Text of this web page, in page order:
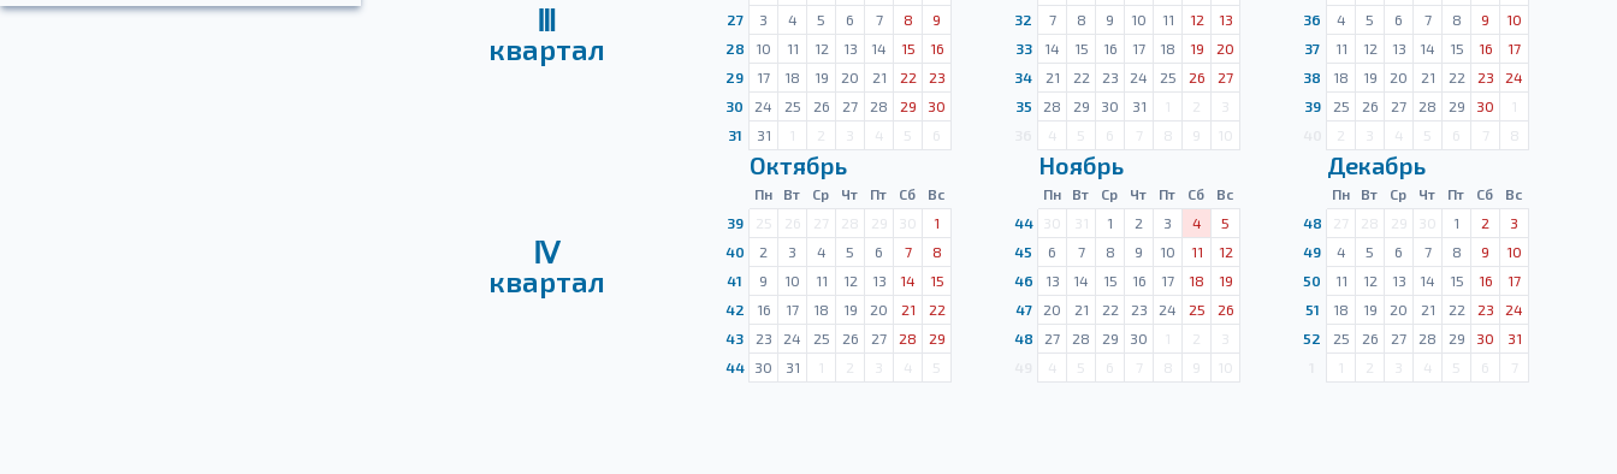
Ⅲ
квартал
27
3 4 5 6 7 8
9
28
10 11 12 13 14 15
16
29
17 18 19 20 21 22
23
30
24 25 26 27 28 29
30
31
31 1 2 3 4 5 6
32
7 8 9 10 11 12
13
33
14 15 16 17 18 19
20
34
21 22 23 24 25 26
27
35
28 29 30 31 1 2
3
4 5 6 7 8 9 10
36
4 5 6 7 8 9
10
37
11 12 13 14 15 16
17
38
18 19 20 21 22 23
24
39
25 26 27 28 29 30
1
2 3 4 5 6 7 8
Ⅳ
квартал
Октябрь
Пн Вт Ср Чт Пт Сб
Вс
39
25 26 27 28 29 30
1
40
2 3 4 5 6 7
8
41
9 10 11 12 13 14
15
42
16 17 18 19 20 21
22
43
23 24 25 26 27 28
29
44
30 31 1 2 3 4 5
Ноябрь
Пн Вт Ср Чт Пт Сб
Вс
44
30 31 1 2 3 4
5
45
6 7 8 9 10 11
12
46
13 14 15 16 17 18
19
47
20 21 22 23 24 25
26
48
27 28 29 30 1 2
3
4 5 6 7 8 9 10
Декабрь
Пн Вт Ср Чт Пт Сб
Вс
48
27 28 29 30 1 2
3
49
4 5 6 7 8 9
10
50
11 12 13 14 15 16
17
51
18 19 20 21 22 23
24
52
25 26 27 28 29 30
31
1 2 3 4 5 6 7